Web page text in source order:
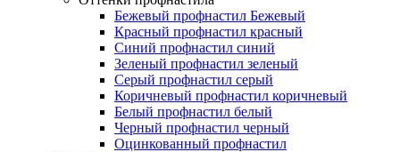
Бежевый профнастил Бежевый
Красный профнастил красный
Синий профнастил синий
Зеленый профнастил зеленый
Серый профнастил серый
Коричневый профнастил коричневый
Белый профнастил белый
Черный профнастил черный
Оцинкованный профнастил